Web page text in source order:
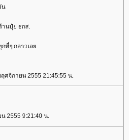
น
านปุ๋ย ธกส.
กที่ๆ กล่าวเล
ศจิกายน 2555 21:45:55 น.
2555 9:21:40 น.